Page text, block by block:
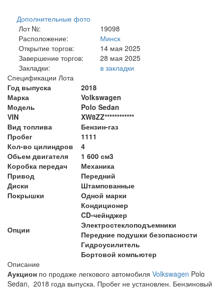
Дополнительные фото
Лот №:
19098
Расположение:
Минск
Открытие торгов:
14 мая 2025
Завершение торгов:
28 мая 2025
Закладки:
в закладки
Спецификации Лота
Год выпуска
2018
Марка
Volkswagen
Модель
Polo Sedan
VIN
XW8ZZ************
Вид топлива
Бензин-газ
Пробег
1111
Кол-во цилиндров
4
Обьем двигателя
1 600 см3
Коробка передач
Механика
Привод
Передний
Диски
Штампованные
Покрышки
Одной марки
Опции
Кондиционер
CD-чейнджер
Электростеклоподъемники
Передние подушки безопасности
Гидроусилитель
Бортовой компьютер
Описание
Аукцион по продаже легкового автомобиля Volkswagen Polo
Sedan, 2018 года выпуска. Пробег не установлен. Бензиновый